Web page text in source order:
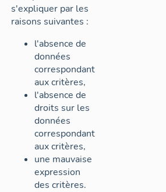
s'expliquer par les
raisons suivantes :
l'absence de
données
correspondant
aux critères,
l'absence de
droits sur les
données
correspondant
aux critères,
une mauvaise
expression
des critères.